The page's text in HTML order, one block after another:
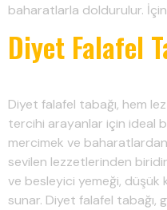
baharatlarla doldurulur.
Diyet Falafel
Diyet falafel tabağı, hem
tercihi arayanlar için ideal
mercimek ve
sevilen lezzetlerinden
ve besleyici yemeği, düşük
sunar. Diyet falafel tabağı,